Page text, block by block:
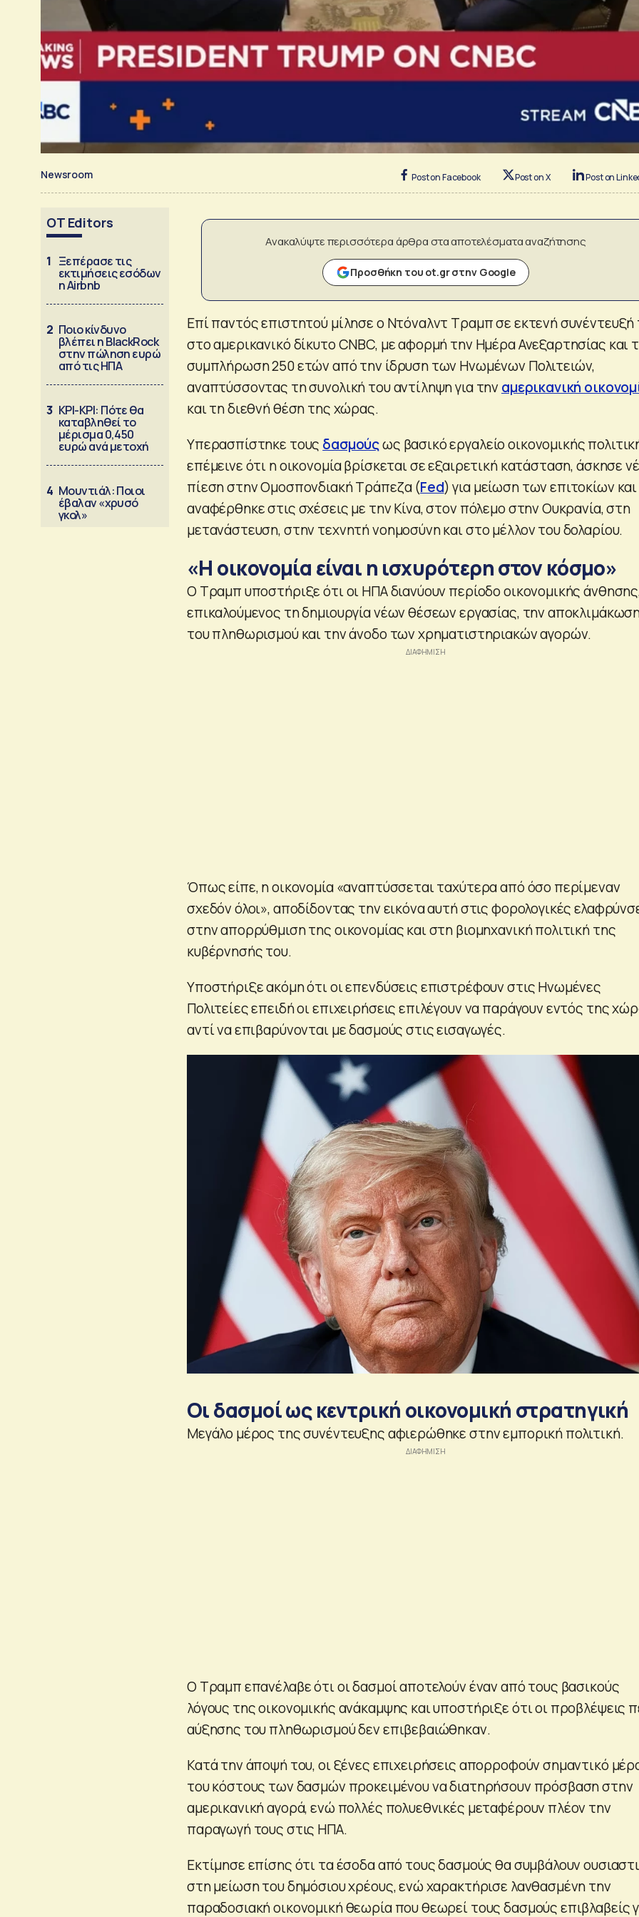
Newsroom Post on Facebook Post on X Post on
OT Editors
1 Ξεπέρασε τις
εκτιμήσεις εσόδων
η Airbnb
2 Ποιο κίνδυνο
βλέπει η BlackRock
στην πώληση ευρώ
από τις ΗΠΑ
3 ΚΡΙ-ΚΡΙ: Πότε θα
καταβληθεί το
μέρισμα 0,450
ευρώ ανά μετοχή
4 Μουντιάλ: Ποιοι
έβαλαν «χρυσό
γκολ»
Ανακαλύψτε περισσότερα άρθρα στα αποτελέσματα αναζήτησης
Προσθήκη του ot.gr στην Google
Επί παντός επιστητού μίλησε ο Ντόναλντ Τραμπ σε εκτενή συνέντευξή
στο αμερικανικό δίκυτο CNBC, με αφορμή την Ημέρα Ανεξαρτησίας και
συμπλήρωση 250 ετών από την ίδρυση των Ηνωμένων Πολιτειών,
αναπτύσσοντας τη συνολική του αντίληψη για την αμερικανική
και τη διεθνή θέση της χώρας.
Υπερασπίστηκε τους δασμούςως βασικό εργαλείο οικονομικής
επέμεινε ότι η οικονομία βρίσκεται σε εξαιρετική κατάσταση, άσκησε
πίεση στην Ομοσπονδιακή Τράπεζα (Fed) για μείωση των επιτοκίων και
αναφέρθηκε στις σχέσεις με την Κίνα, στον πόλεμο στην Ουκρανία, στη
μετανάστευση, στην τεχνητή νοημοσύνη και στο μέλλον του δολαρίου.
«Η οικονομία είναι η ισχυρότερη στον κόσμο»
Ο Τραμπ υποστήριξε ότι οι ΗΠΑ διανύουν περίοδο οικονομικής
επικαλούμενος τη δημιουργία νέων θέσεων εργασίας, την
του πληθωρισμού και την άνοδο των χρηματιστηριακών αγορών.
Όπως είπε, η οικονομία «αναπτύσσεται ταχύτερα από όσο περίμεναν
σχεδόν όλοι», αποδίδοντας την εικόνα αυτή στις φορολογικές
στην απορρύθμιση της οικονομίας και στη βιομηχανική πολιτική της
κυβέρνησής του.
Υποστήριξε ακόμη ότι οι επενδύσεις επιστρέφουν στις Ηνωμένες
Πολιτείες επειδή οι επιχειρήσεις επιλέγουν να παράγουν εντός της
αντί να επιβαρύνονται με δασμούς στις εισαγωγές.
Οι δασμοί ως κεντρική οικονομική στρατηγική
Μεγάλο μέρος της συνέντευξης αφιερώθηκε στην εμπορική πολιτική.
Ο Τραμπ επανέλαβε ότι οι δασμοί αποτελούν έναν από τους βασικούς
λόγους της οικονομικής ανάκαμψης και υποστήριξε ότι οι προβλέψεις
αύξησης του πληθωρισμού δεν επιβεβαιώθηκαν.
Κατά την άποψή του, οι ξένες επιχειρήσεις απορροφούν σημαντικό
του κόστους των δασμών προκειμένου να διατηρήσουν πρόσβαση στην
αμερικανική αγορά, ενώ πολλές πολυεθνικές μεταφέρουν πλέον την
παραγωγή τους στις ΗΠΑ.
Εκτίμησε επίσης ότι τα έσοδα από τους δασμούς θα συμβάλουν
στη μείωση του δημόσιου χρέους, ενώ χαρακτήρισε λανθασμένη την
παραδοσιακή οικονομική θεωρία που θεωρεί τους δασμούς επιβλαβείς